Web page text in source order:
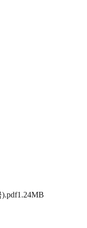
).pdf1.24MB